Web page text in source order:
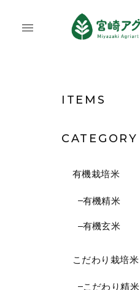
ITEMS
CATEGORY
有機栽培米
有機精米
有機玄米
こだわり栽培米
こだわり精米